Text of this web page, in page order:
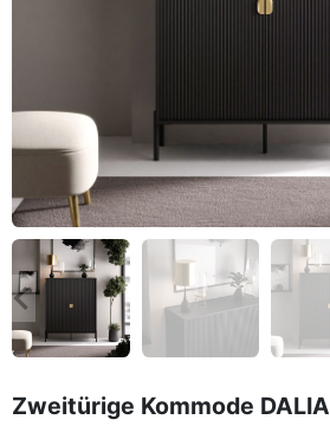
Zurück
Zweitürige Kommode DALIA